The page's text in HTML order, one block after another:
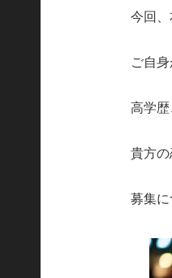
今回
ご自
高学
貴方
募集